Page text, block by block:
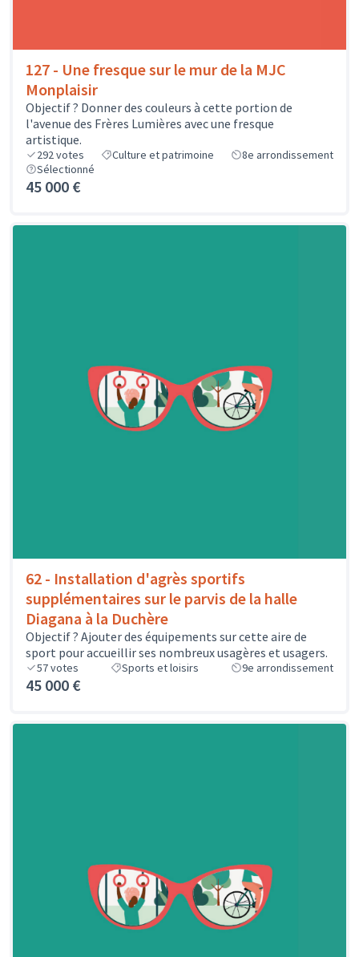
127 - Une fresque sur le mur de la MJC
Monplaisir
Objectif ? Donner des couleurs à cette portion de
l'avenue des Frères Lumières avec une fresque
artistique.
292votes Culture et patrimoine
8e arrondissement
Sélectionné
45 000 €
62 - Installation d'agrès sportifs
supplémentaires sur le parvis de la halle
Diagana à la Duchère
Objectif ? Ajouter des équipements sur cette aire de
sport pour accueillir ses nombreux usagères et usagers.
57votes Sports et loisirs 9e arrondissement
45 000 €